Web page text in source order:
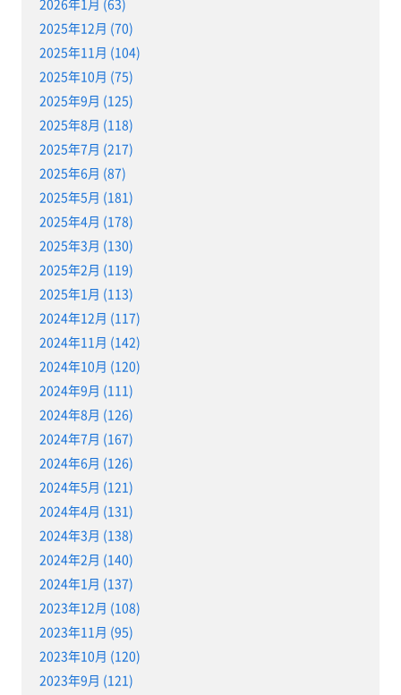
2025年12月 (70)
2025年11月 (104)
2025年10月 (75)
2025年9月 (125)
2025年8月 (118)
2025年7月 (217)
2025年6月 (87)
2025年5月 (181)
2025年4月 (178)
2025年3月 (130)
2025年2月 (119)
2025年1月 (113)
2024年12月 (117)
2024年11月 (142)
2024年10月 (120)
2024年9月 (111)
2024年8月 (126)
2024年7月 (167)
2024年6月 (126)
2024年5月 (121)
2024年4月 (131)
2024年3月 (138)
2024年2月 (140)
2024年1月 (137)
2023年12月 (108)
2023年11月 (95)
2023年10月 (120)
2023年9月 (121)